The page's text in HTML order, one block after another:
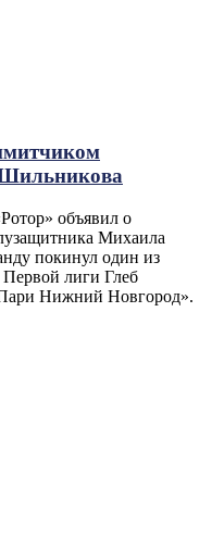
объявил о
Михаила
покинул один из
лиги Глеб
Нижний Новгород».